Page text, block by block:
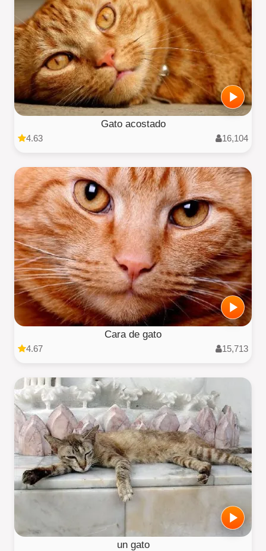
Gato acostado
4.63 16,104
Cara de gato
4.67 15,713
un gato